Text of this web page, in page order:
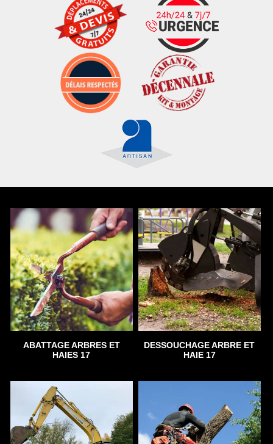
ABATTAGE ARBRES ET
HAIES 17
DESSOUCHAGE ARBRE ET
HAIE 17